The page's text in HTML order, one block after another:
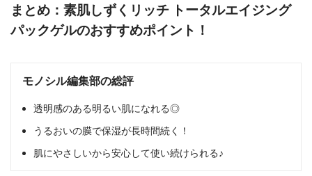
まとめ：素肌しずくリッチ トータルエイジング
パックゲルのおすすめポイント！
モノシル編集部の総評
透明感のある明るい肌になれる◎
うるおいの膜で保湿が長時間続く！
肌にやさしいから安心して使い続けられる♪